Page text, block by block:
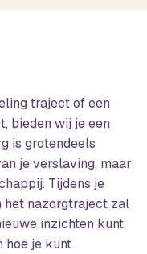
traject of een
bieden wij je een
is grotendeels
je verslaving, maar
Tijdens je
het nazorgtraject zal
inzichten kunt
hoe je kunt